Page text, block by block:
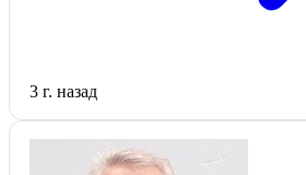
3 г. назад